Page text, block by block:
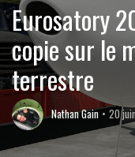
Eurosatory
copie sur le
terrestre
Nathan Gain 20